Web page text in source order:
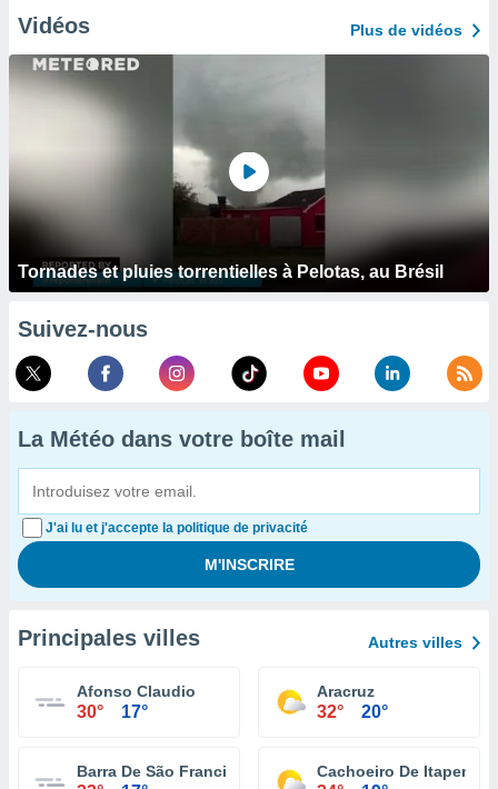
Vidéos Plus de vidéos
Tornades et pluies torrentielles à Pelotas, au Brésil
Suivez-nous
La Météo dans votre boîte mail
J'ai lu et j'accepte la politique de privacité
Principales villes Autres villes
Afonso Claudio
30° 17°
Aracruz
32° 20°
Barra De São Francisco Cachoeiro De